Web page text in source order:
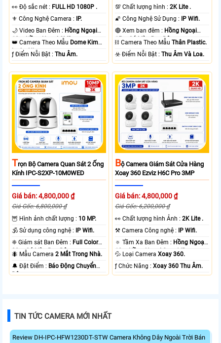
️👀 Độ sắc nét : FULL HD 1080P .
⚜️ Công Nghệ Camera :
IP.
🌙 Video Ban Đêm : Hồng Ngoại
10m Hồng Ngoại SMD.
👑 Camera Theo Mẫu Dome Kim
loại + Nhựa.
️ƒ Điểm Nỗi Bật :Thu Âm.
💯 Chất lượng hình :2K Lite .
🌠 Công Nghệ Sử Dụng :
IP Wifi.
🔴 Xem ban đêm : Hồng Ngoại
15m Có Màu Ban Ðêm.
⛓ Camera Theo MẫuThân Plastic.
️☣️ Điểm Nỗi Bật :Thu Âm Và Loa.
TRọn Bộ Camera Quan Sát 2 Ống
Kính IPC-S2XP-10M0WED
Giá bán: 4,800,000 ₫
Giá Gốc: 6,800,000 ₫
🦉 Hình ảnh chất lượng : 10 MP.
🕉️ Sử dụng công nghệ :
IP Wifi.
❈ Giám sát Ban Đêm : Full Color
20m Có Màu Ban Ðêm.
🐜 Mẫu Camera2 Mắt Trong Nhà.
️🔔 Đặt Điểm : Báo Động Chuyển
Động.
BỘ Camera Giám Sát Cửa Hàng
Xoay 360 Ezviz H6C Pro 3MP
Giá bán: 4,800,000 ₫
Giá Gốc: 6,200,000 ₫
️👀 Chất lượng hình Ảnh :2K Lite .
⚒ Camera Công nghệ :
IP Wifi.
🔅 Tầm Xa Ban Đêm : Hồng Ngoại
10m Hồng Ngoại Smart IR.
💦 Loại CameraXoay 360.
️ƒ Chức Năng :Xoay 360 Thu Âm.
TIN TỨC CAMERA MỚI NHẤT
Review DH-IPC-HFW1230DT-STW Camera Không Dây Ngoài Trời Bán